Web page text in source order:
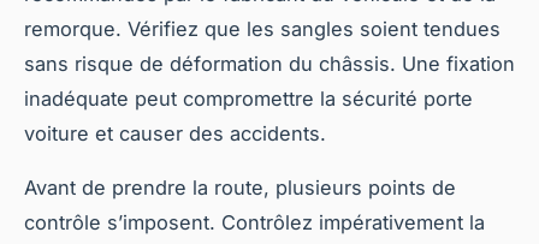
remorque. Vérifiez que les sangles soient tendues
sans risque de déformation du châssis. Une fixation
inadéquate peut compromettre la sécurité porte
voiture et causer des accidents.
Avant de prendre la route, plusieurs points de
contrôle s’imposent. Contrôlez impérativement la